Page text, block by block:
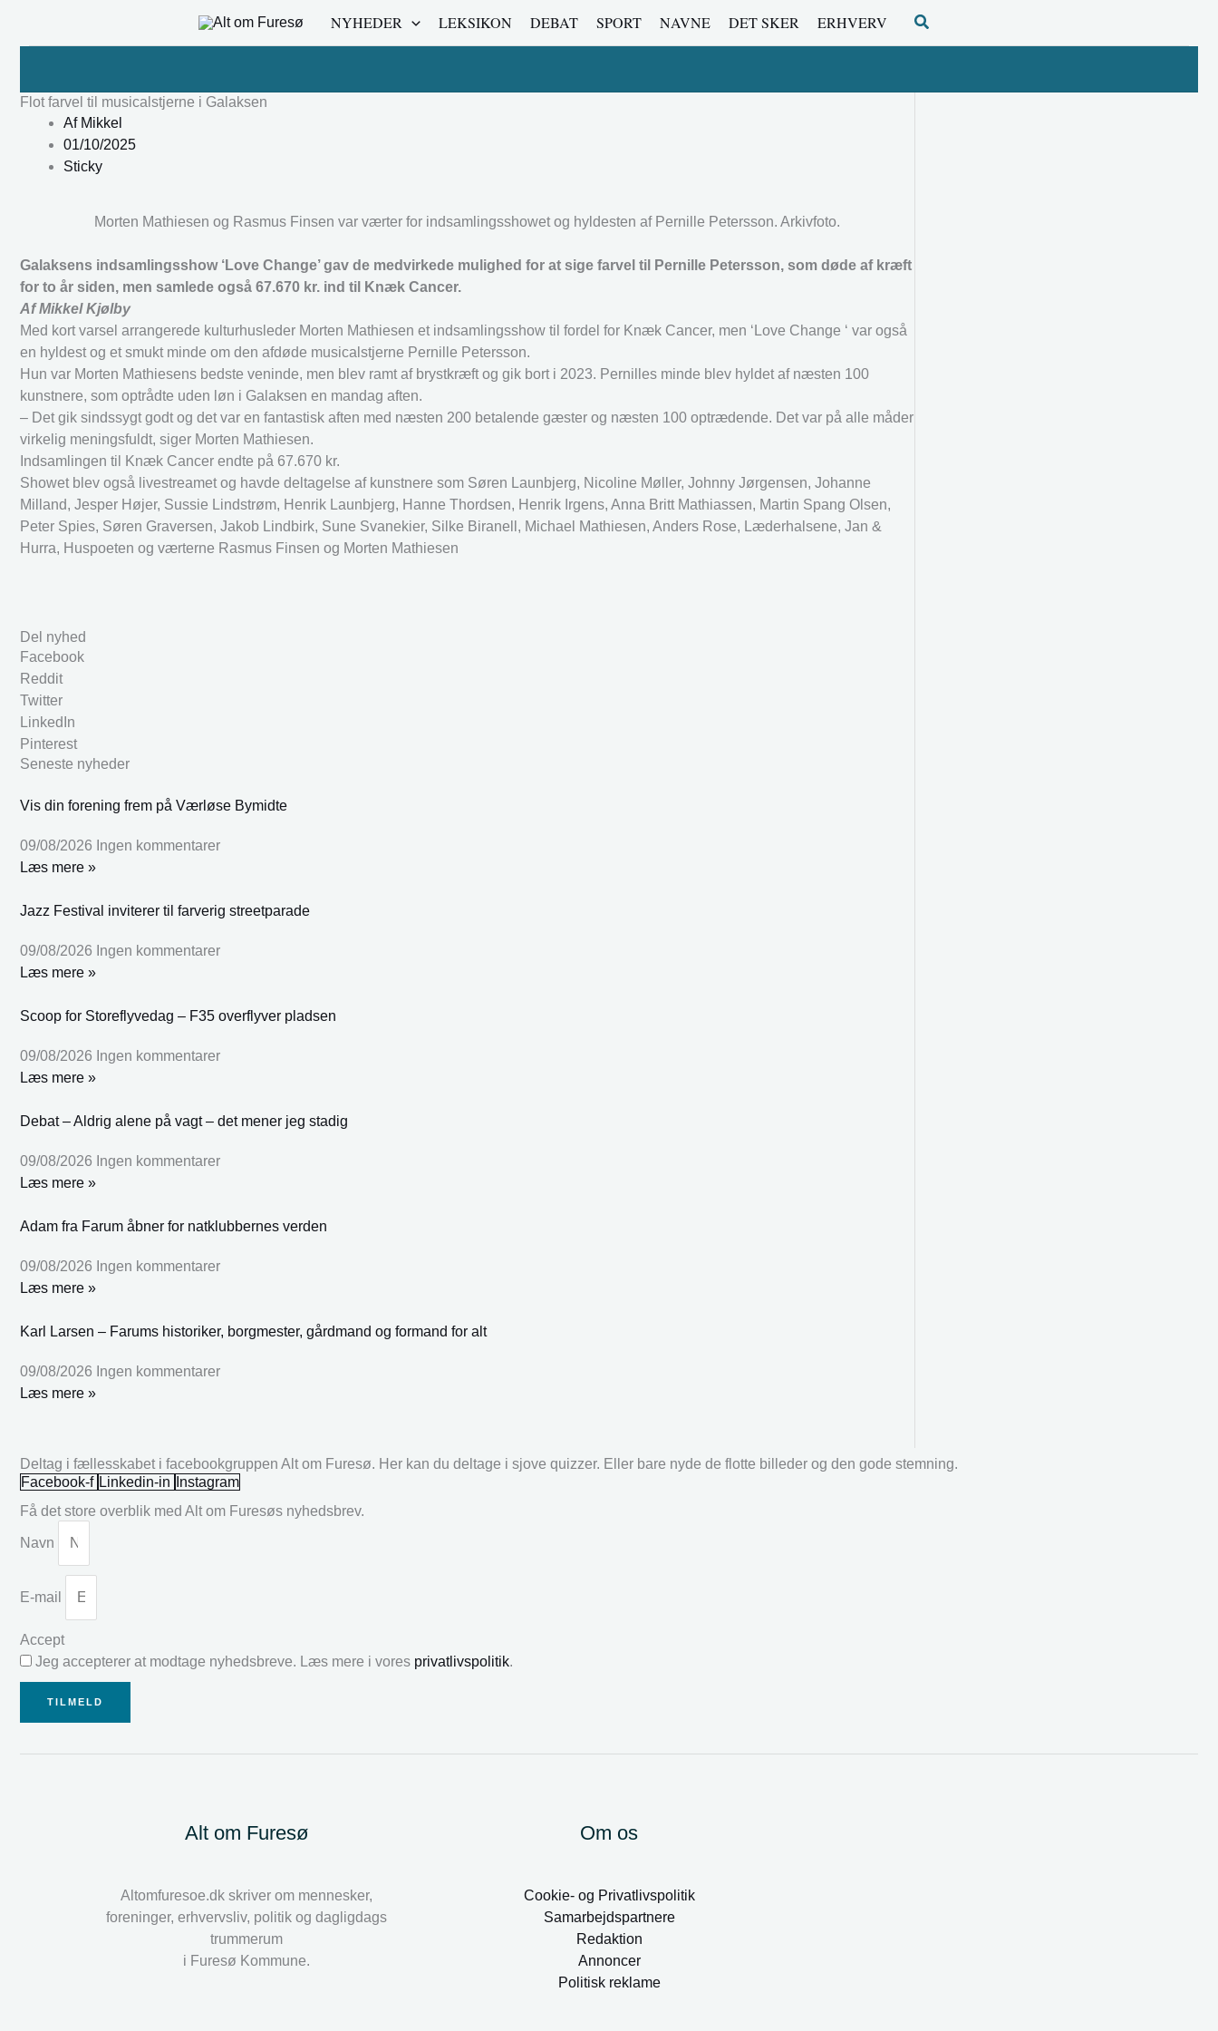
NYHEDER LEKSIKON DEBAT SPORT NAVNE DET SKER ERHVERV Søg
Flot farvel til musicalstjerne i Galaksen
AfMikkel
01/10/2025
Sticky
Morten Mathiesen og Rasmus Finsen var værter for indsamlingsshowet og hyldesten af Pernille Petersson. Arkivfoto.
Galaksens indsamlingsshow ‘Love Change’ gav de medvirkede mulighed for at sige farvel til Pernille Petersson, som døde af kræft
for to år siden, men samlede også 67.670 kr. ind til Knæk Cancer.
Af Mikkel Kjølby
Med kort varsel arrangerede kulturhusleder Morten Mathiesen et indsamlingsshow til fordel for Knæk Cancer, men ‘Love Change ‘ var også
en hyldest og et smukt minde om den afdøde musicalstjerne Pernille Petersson.
Hun var Morten Mathiesens bedste veninde, men blev ramt af brystkræft og gik bort i 2023. Pernilles minde blev hyldet af næsten 100
kunstnere, som optrådte uden løn i Galaksen en mandag aften.
– Det gik sindssygt godt og det var en fantastisk aften med næsten 200 betalende gæster og næsten 100 optrædende. Det var på alle måder
virkelig meningsfuldt, siger Morten Mathiesen.
Indsamlingen til Knæk Cancer endte på 67.670 kr.
Showet blev også livestreamet og havde deltagelse af kunstnere som Søren Launbjerg, Nicoline Møller, Johnny Jørgensen, Johanne
Milland, Jesper Højer, Sussie Lindstrøm, Henrik Launbjerg, Hanne Thordsen, Henrik Irgens, Anna Britt Mathiassen, Martin Spang Olsen,
Peter Spies, Søren Graversen, Jakob Lindbirk, Sune Svanekier, Silke Biranell, Michael Mathiesen, Anders Rose, Læderhalsene, Jan &
Hurra, Huspoeten og værterne Rasmus Finsen og Morten Mathiesen
Del nyhed
Facebook
Reddit
Twitter
LinkedIn
Pinterest
Seneste nyheder
Vis din forening frem på Værløse Bymidte
09/08/2026 Ingen kommentarer
Læs mere »
Jazz Festival inviterer til farverig streetparade
09/08/2026 Ingen kommentarer
Læs mere »
Scoop for Storeflyvedag – F35 overflyver pladsen
09/08/2026 Ingen kommentarer
Læs mere »
Debat – Aldrig alene på vagt – det mener jeg stadig
09/08/2026 Ingen kommentarer
Læs mere »
Adam fra Farum åbner for natklubbernes verden
09/08/2026 Ingen kommentarer
Læs mere »
Karl Larsen – Farums historiker, borgmester, gårdmand og formand for alt
09/08/2026 Ingen kommentarer
Læs mere »
Deltag i fællesskabet i facebookgruppen Alt om Furesø. Her kan du deltage i sjove quizzer. Eller bare nyde de flotte billeder og den gode stemning.
Facebook-f Linkedin-in
Instagram
Få det store overblik med Alt om Furesøs nyhedsbrev.
Navn
E-mail
Accept
Jeg accepterer at modtage nyhedsbreve. Læs mere i vores privatlivspolitik.
TILMELD
Alt om Furesø
Altomfuresoe.dk skriver om mennesker,
foreninger, erhvervsliv, politik og dagligdags
trummerum
i Furesø Kommune.
Om os
Cookie- og Privatlivspolitik
Samarbejdspartnere
Redaktion
Annoncer
Politisk reklame